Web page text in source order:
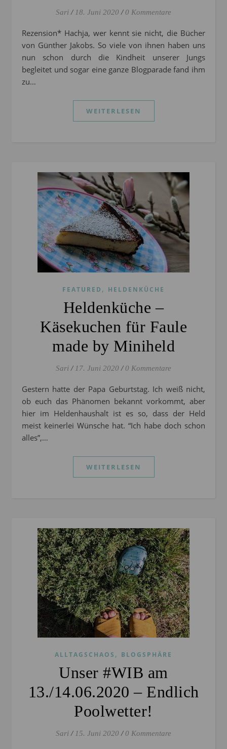
Sari / 18. Juni 2020 / 0 Kommentare
Rezension* Hachja, wer kennt sie nicht, die Bücher
von Günther Jakobs. So viele von ihnen haben uns
nun schon durch die Kindheit unserer Jungs
begleitet und sogar eine ganze Blogparade fand ihm
zu…
WEITERLESEN
FEATURED , HELDENKÜCHE
Heldenküche –
Käsekuchen für Faule
made by Miniheld
Sari / 17. Juni 2020 / 0 Kommentare
Gestern hatte der Papa Geburtstag. Ich weiß nicht,
ob euch das Phänomen bekannt vorkommt, aber
hier im Heldenhaushalt ist es so, dass der Held
meist keinerlei Wünsche hat. “Ich habe doch schon
alles”,…
WEITERLESEN
ALLTAGSCHAOS , BLOGSPHÄRE
Unser #WIB am
13./14.06.2020 – Endlich
Poolwetter!
Sari / 15. Juni 2020 / 0 Kommentare